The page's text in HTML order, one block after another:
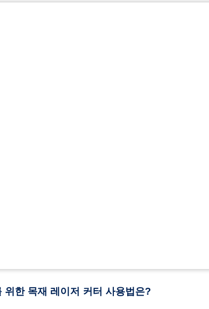
위한 목재 레이저 커터 사용법은?